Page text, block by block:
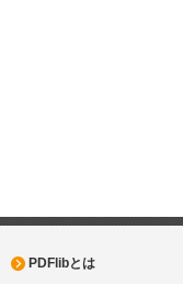
PDFlibとは